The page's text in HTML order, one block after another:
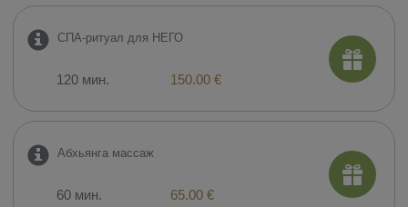
СПА-ритуал для НЕГО
120 мин. 150.00 €
Абхьянга массаж
60 мин. 65.00 €